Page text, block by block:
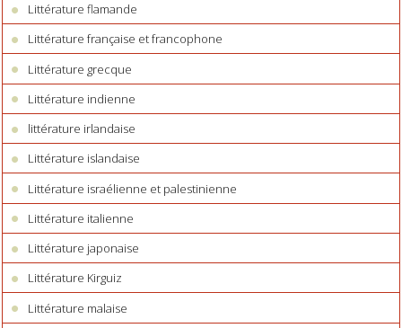
Littérature flamande
Littérature française et francophone
Littérature grecque
Littérature indienne
littérature irlandaise
Littérature islandaise
Littérature israélienne et palestinienne
Littérature italienne
Littérature japonaise
Littérature Kirguiz
Littérature malaise